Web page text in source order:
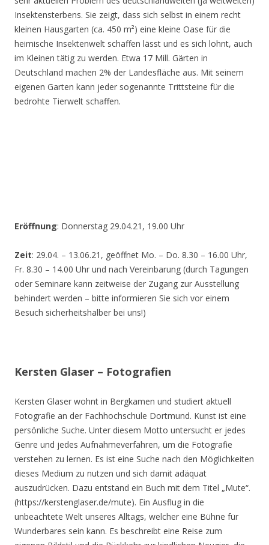
Insektensterbens. Sie zeigt, dass sich selbst in einem recht
kleinen Hausgarten (ca. 450 m²) eine kleine Oase für die
heimische Insektenwelt schaffen lässt und es sich lohnt, auch
im Kleinen tätig zu werden. Etwa 17 Mill. Gärten in
Deutschland machen 2% der Landesfläche aus. Mit seinem
eigenen Garten kann jeder sogenannte Trittsteine für die
bedrohte Tierwelt schaffen.
Eröffnung: Donnerstag 29.04.21, 19.00 Uhr
Zeit: 29.04. – 13.06.21, geöffnet Mo. – Do. 8.30 – 16.00 Uhr,
Fr. 8.30 – 14.00 Uhr und nach Vereinbarung (durch Tagungen
oder Seminare kann zeitweise der Zugang zur Ausstellung
behindert werden – bitte informieren Sie sich vor einem
Besuch sicherheitshalber bei uns!)
Kersten Glaser – Fotografien
Kersten Glaser wohnt in Bergkamen und studiert aktuell
Fotografie an der Fachhochschule Dortmund. Kunst ist eine
persönliche Suche. Unter diesem Motto untersucht er jedes
Genre und jedes Aufnahmeverfahren, um die Fotografie
verstehen zu lernen. Es ist eine Suche nach den Möglichkeiten
dieses Medium zu nutzen und sich damit adäquat
auszudrücken. Dazu entstand ein Buch mit dem Titel „Mute“.
(https://kerstenglaser.de/mute). Ein Ausflug in die
unbeachtete Welt unseres Alltags, welcher eine Bühne für
Wunderbares sein kann. Es beschreibt eine Reise zum